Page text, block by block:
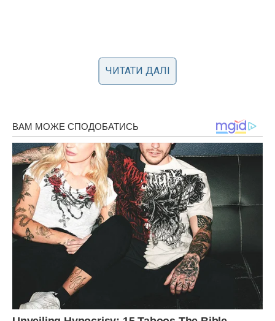
Одного вечора я випадково побачила фото в інстаграмі
однієї нашої спільної знайомої, яка зараз живе в Іспанії.
На задньому плані, біля басейну, сиділа жінка, дуже схожа
на Ірину, вона сміялася і тримала в руках коктейль. Я
довго вдивлялася в те розмите зображення, намагаючись
розгледіти хоча б краплю докорів сумління на її обличчі,
але бачила лише задоволення.
ЧИТАТИ ДАЛІ